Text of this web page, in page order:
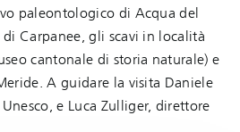
paleontologico di Acqua del
Carpanee, gli scavi in località
cantonale di storia naturale) e
A guidare la visita Daniele
e Luca Zulliger, direttore